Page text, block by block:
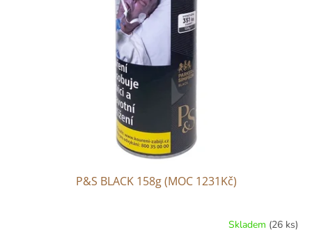
P&S BLACK 158g (MOC 1231Kč)
Skladem (26 ks)